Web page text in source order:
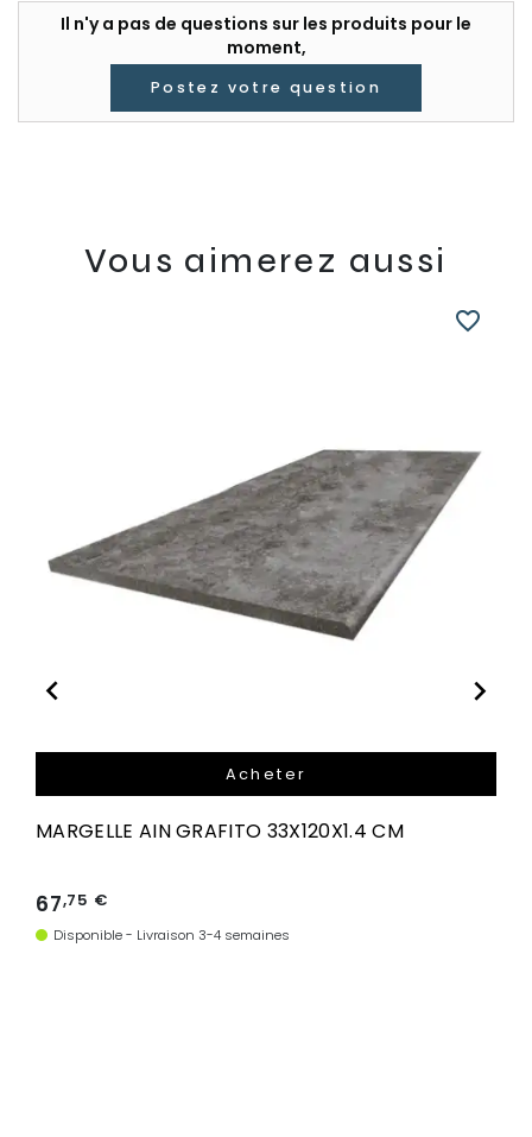
Il n'y a pas de questions sur les produits pour le
moment,
Postez votre question
Vous aimerez aussi

Acheter
favorite_border
MARGELLE AIN GRAFITO 33X120X1.4 CM
67,75 €
Disponible - Livraison 3-4 semaines
